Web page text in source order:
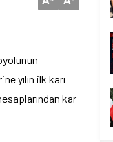
yılın ilk karı
kar